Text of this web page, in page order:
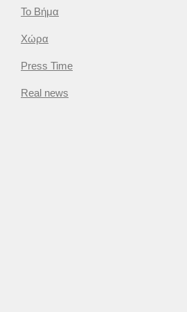
Το Βήμα
Χώρα
Press Time
Real news